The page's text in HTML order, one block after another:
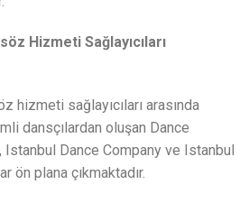
Hizmeti Sağlayıcıları
hizmeti sağlayıcıları arasında
dansçılardan oluşan Dance
Istanbul Dance Company ve Istanbul
ön plana çıkmaktadır.